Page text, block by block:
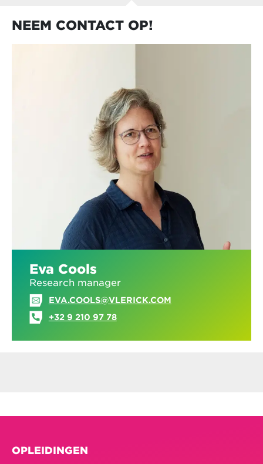
NEEM CONTACT OP!
Eva Cools
Research manager
EVA.COOLS@VLERICK.COM
+32 9 210 97 78
OPLEIDINGEN